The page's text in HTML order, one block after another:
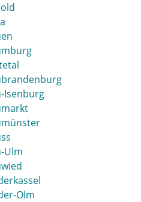
an der Ruhr
Isenburg
Ulm
Olm